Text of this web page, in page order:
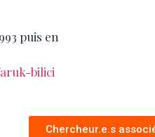
puis en
bilici
Chercheur.e.s